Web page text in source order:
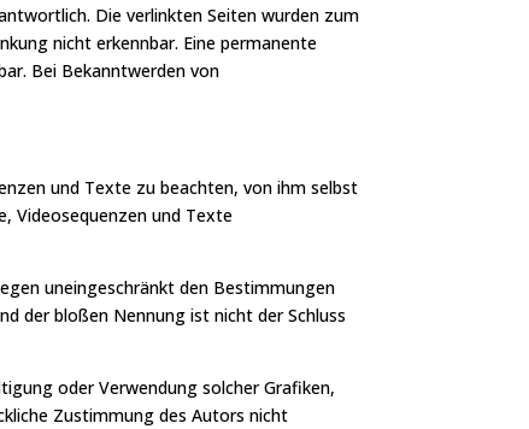
Die verlinkten Seiten wurden zum
nicht erkennbar. Eine permanente
Bei Bekanntwerden von
und Texte zu beachten, von ihm selbst
Videosequenzen und Texte
uneingeschränkt den Bestimmungen
der bloßen Nennung ist nicht der Schluss
oder Verwendung solcher Grafiken,
Zustimmung des Autors nicht